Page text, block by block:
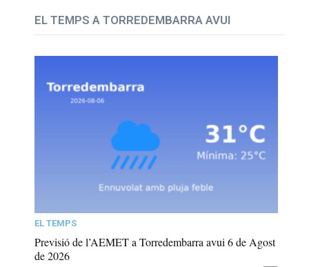
EL TEMPS A TORREDEMBARRA AVUI
EL TEMPS
Previsió de l’AEMET a Torredembarra avui 6 de Agost
de 2026